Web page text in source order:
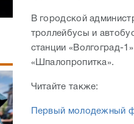
В городской
троллейбусы и
станции «Волгоград-
«Шпалопропитка».
Читайте также:
Первый молодежный